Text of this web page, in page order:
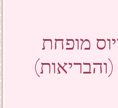
מופחת